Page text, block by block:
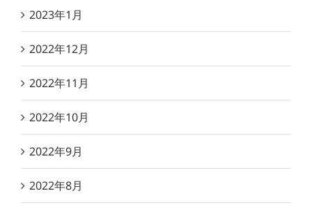
2023年1月
2022年12月
2022年11月
2022年10月
2022年9月
2022年8月